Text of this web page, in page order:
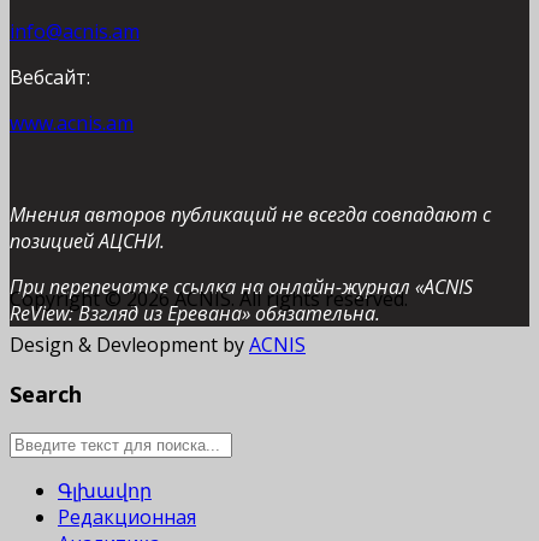
info@acnis.am
Вебсайт:
www.acnis.am
Мнения авторов публикаций не всегда совпадают с
позицией АЦСНИ.
При перепечатке ссылка на онлайн-журнал «ACNIS
ReView: Взгляд из Еревана» обязательна.
Copyright © 2026 ACNIS. All rights reserved.
Design & Devleopment byACNIS
Search
Գլխավոր
Редакционная